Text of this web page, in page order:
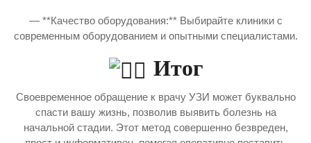
— **Качество оборудования:** Выбирайте клиники с
современным оборудованием и опытными специалистами.
Итог
Своевременное обращение к врачу УЗИ может буквально
спасти вашу жизнь, позволив выявить болезнь на
начальной стадии. Этот метод совершенно безвреден,